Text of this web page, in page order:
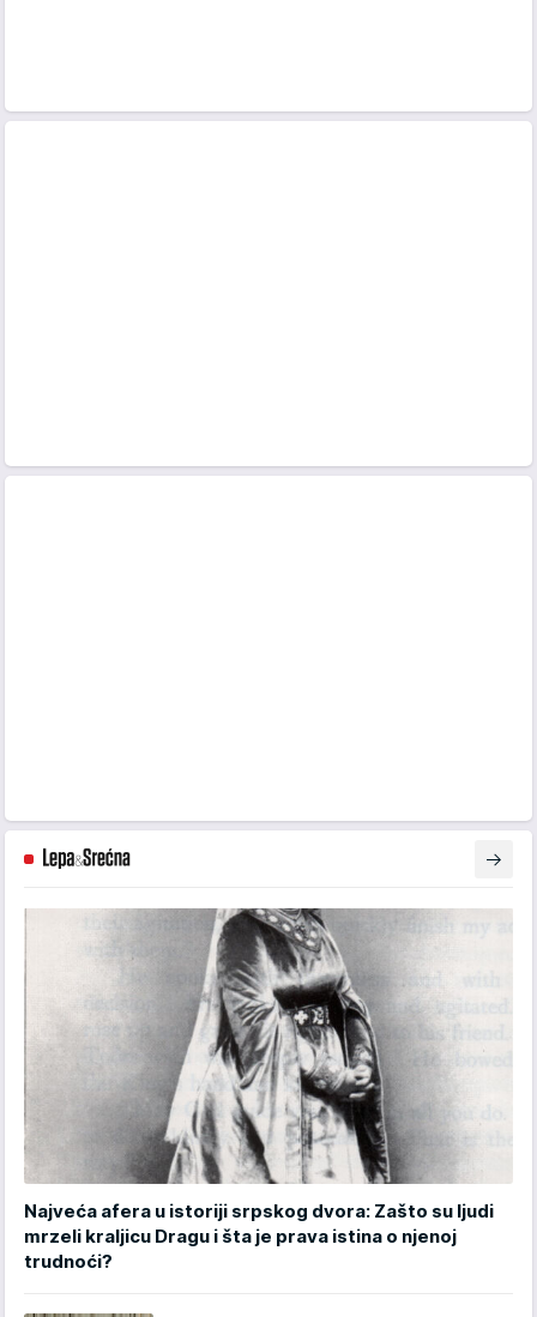
Najveća afera u istoriji srpskog dvora: Zašto su ljudi
mrzeli kraljicu Dragu i šta je prava istina o njenoj
trudnoći?